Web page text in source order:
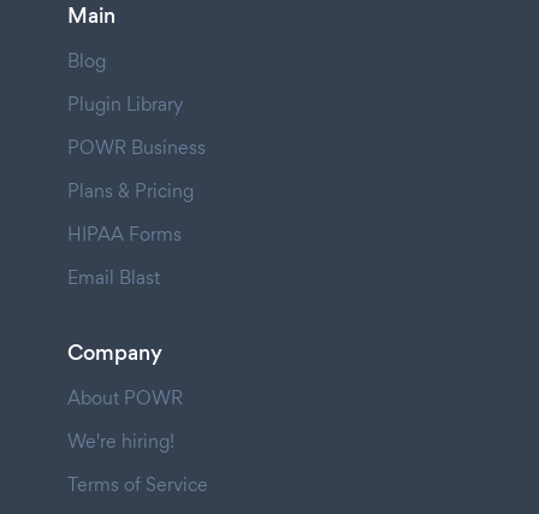
Main
Blog
Plugin Library
POWR Business
Plans & Pricing
HIPAA Forms
Email Blast
Company
About POWR
We're hiring!
Terms of Service